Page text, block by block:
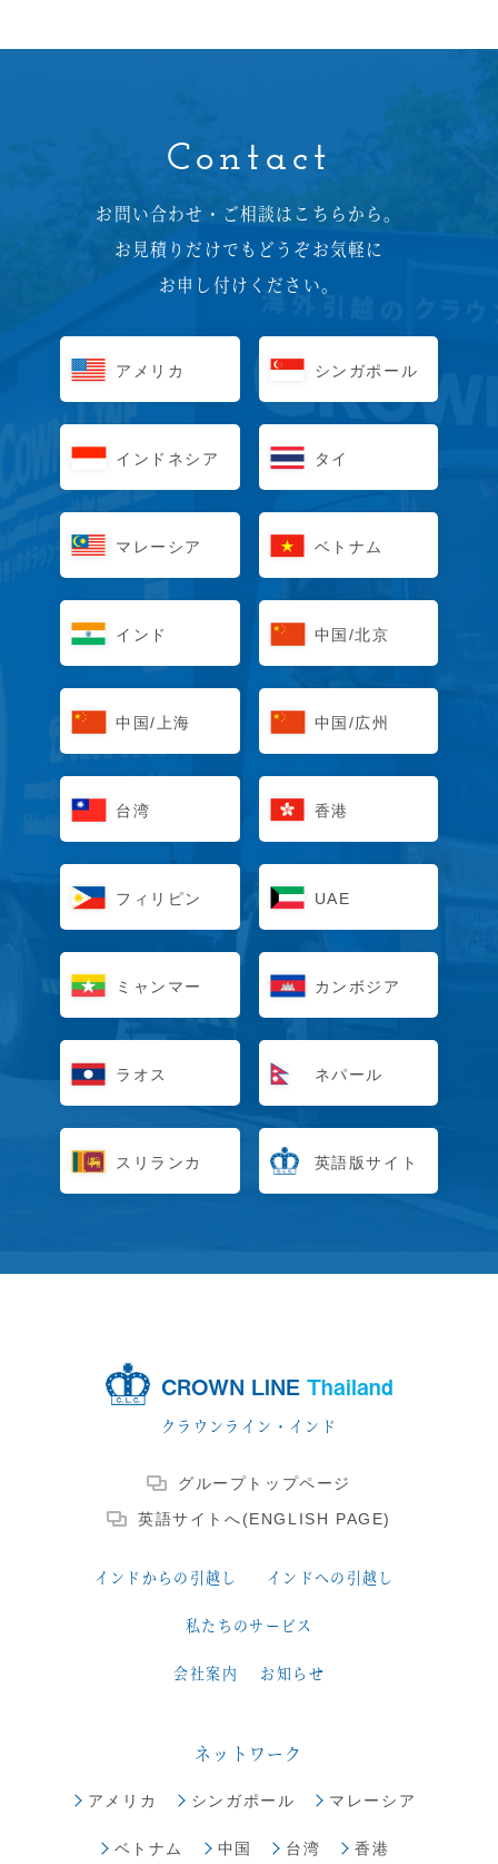
Contact
お問い合わせ・ご相談はこちらから。
お見積りだけでもどうぞお気軽に
お申し付けください。
アメリカ シンガポール
インドネシア タイ
マレーシア ベトナム
インド 中国/北京
中国/上海 中国/広州
台湾 香港
フィリピン UAE
ミャンマー カンボジア
ラオス ネパール
スリランカ 英語版サイト
CROWN LINE Thailand
クラウンライン・インド
グループトップページ
英語サイトへ(ENGLISH PAGE)
インドからの引越し インドへの引越し
私たちのサービス
会社案内 お知らせ
ネットワーク
アメリカ シンガポール マレーシア
ベトナム 中国 台湾 香港